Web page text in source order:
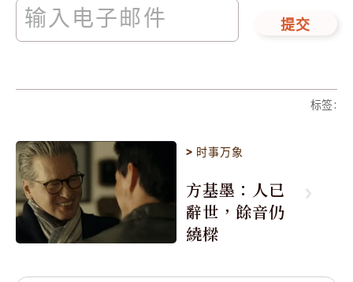
提交
标签:
> 时事万象
方基墨：人已
辭世，餘音仍
繞樑